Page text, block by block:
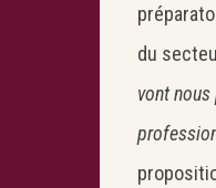
du
vont